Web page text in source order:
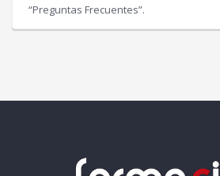
“Preguntas Frecuentes”.